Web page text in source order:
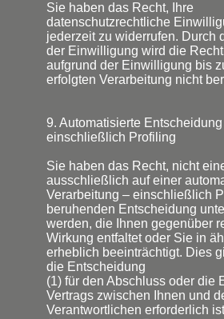
Sie haben das Recht, Ihre
datenschutzrechtliche
jederzeit zu widerrufen. Durch
der Einwilligung wird die
aufgrund der Einwilligung bis
erfolgten Verarbeitung nicht
9. Automatisierte Entscheidung
einschließlich Profiling
Sie haben das Recht, nicht
ausschließlich auf einer
Verarbeitung – einschließlich
beruhenden Entscheidung
werden, die Ihnen gegenüber
Wirkung entfaltet oder Sie in
erheblich beeinträchtigt. Dies
die Entscheidung
(1) für den Abschluss oder die
Vertrags zwischen Ihnen und
Verantwortlichen erforderlich